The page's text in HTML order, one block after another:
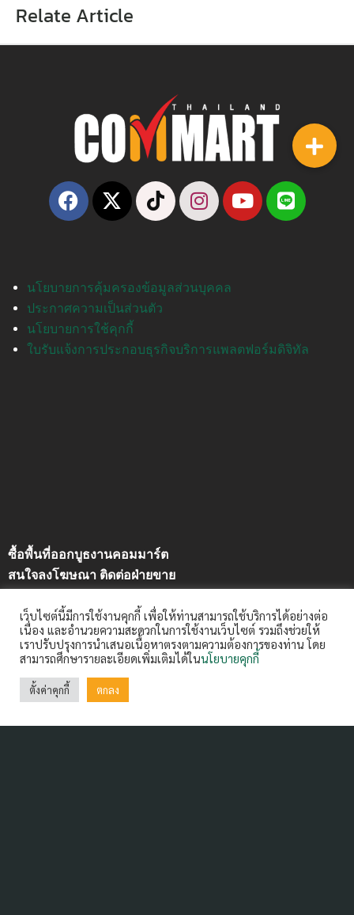
Relate Article
นโยบายการคุ้มครองข้อมูลส่วนบุคคล
ประกาศความเป็นส่วนตัว
นโยบายการใช้คุกกี้
ใบรับแจ้งการประกอบธุรกิจบริการแพลตฟอร์มดิจิทัล
ซื้อพื้นที่ออกบูธงานคอมมาร์ต
สนใจลงโฆษณา ติดต่อฝ่ายขาย
คุณวันวิสาข์ คำหอมรื่น (แนน)
08-1668-2221 email : wanvisak@arip.co.th
ฝากข่าวประชาสัมพันธ์
Contact us:ctm@arip.co.th
เว็บไซต์นี้มีการใช้งานคุกกี้ เพื่อให้ท่านสามารถใช้บริการได้อย่างต่อ
เนื่อง และอำนวยความสะดวกในการใช้งานเว็บไซต์ รวมถึงช่วยให้
เราปรับปรุงการนำเสนอเนื้อหาตรงตามความต้องการของท่าน โดย
สามารถศึกษารายละเอียดเพิ่มเติมได้ในนโยบายคุกกี้
ตั้งค่าคุกกี้ ตกลง